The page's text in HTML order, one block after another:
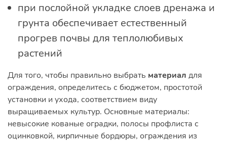
при послойной укладке слоев дренажа и
грунта обеспечивает естественный
прогрев почвы для теплолюбивых
растений
Для того, чтобы правильно выбрать материал для
ограждения, определитесь с бюджетом, простотой
установки и ухода, соответствием виду
выращиваемых культур. Основные материалы:
невысокие кованые оградки, полосы профлиста с
оцинковкой, кирпичные бордюры, ограждения из